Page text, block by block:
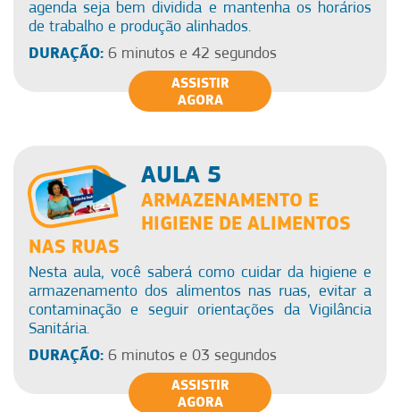
agenda seja bem dividida e mantenha os horários
de trabalho e produção alinhados.
DURAÇÃO:6 minutos e 42 segundos
ASSISTIR
AGORA
AULA 5
ARMAZENAMENTO E
HIGIENE DE ALIMENTOS
NAS RUAS
Nesta aula, você saberá como cuidar da higiene e
armazenamento dos alimentos nas ruas, evitar a
contaminação e seguir orientações da Vigilância
Sanitária.
DURAÇÃO:6 minutos e 03 segundos
ASSISTIR
AGORA